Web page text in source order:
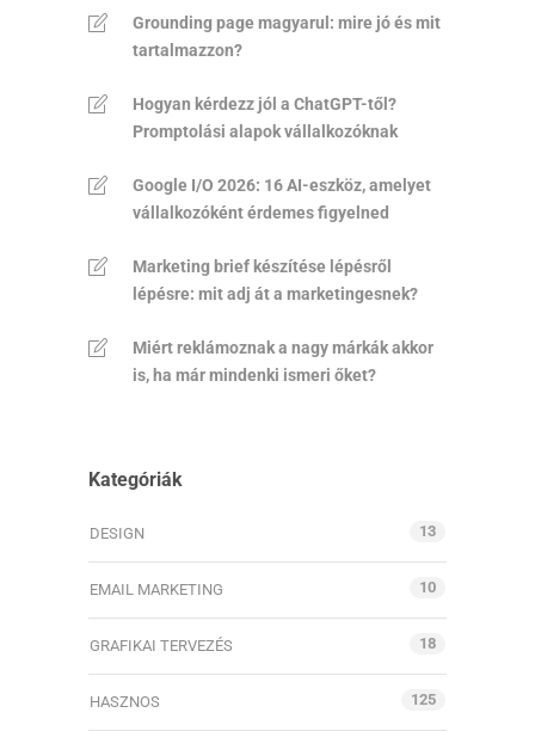
Grounding page magyarul: mire jó és mit
tartalmazzon?
Hogyan kérdezz jól a ChatGPT-től?
Promptolási alapok vállalkozóknak
Google I/O 2026: 16 AI-eszköz, amelyet
vállalkozóként érdemes figyelned
Marketing brief készítése lépésről
lépésre: mit adj át a marketingesnek?
Miért reklámoznak a nagy márkák akkor
is, ha már mindenki ismeri őket?
Kategóriák
DESIGN 13
EMAIL MARKETING 10
GRAFIKAI TERVEZÉS 18
HASZNOS 125